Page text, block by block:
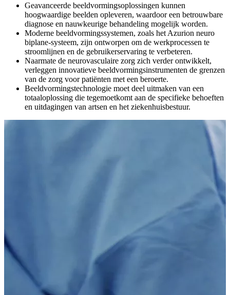
Geavanceerde beeldvormingsoplossingen kunnen
hoogwaardige beelden opleveren, waardoor een betrouwbare
diagnose en nauwkeurige behandeling mogelijk worden.
Moderne beeldvormingssystemen, zoals het Azurion neuro
biplane-systeem, zijn ontworpen om de werkprocessen te
stroomlijnen en de gebruikerservaring te verbeteren.
Naarmate de neurovasculaire zorg zich verder ontwikkelt,
verleggen innovatieve beeldvormingsinstrumenten de grenzen
van de zorg voor patiënten met een beroerte.
Beeldvormingstechnologie moet deel uitmaken van een
totaaloplossing die tegemoetkomt aan de specifieke behoeften
en uitdagingen van artsen en het ziekenhuisbestuur.